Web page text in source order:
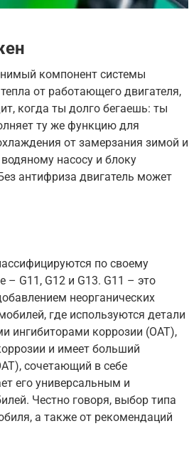
компонент системы
от работающего двигателя,
когда ты долго бегаешь: ты
ту же функцию для
от замерзания зимой и
насосу и блоку
антифриза двигатель может
по своему
G11, G12 и G13. G11 – это
неорганических
где используются детали
ингибиторами коррозии (OAT),
и имеет больший
сочетающий в себе
его универсальным и
Честно говоря, выбор типа
а также от рекомендаций